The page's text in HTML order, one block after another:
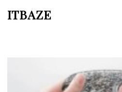
ITBAZE